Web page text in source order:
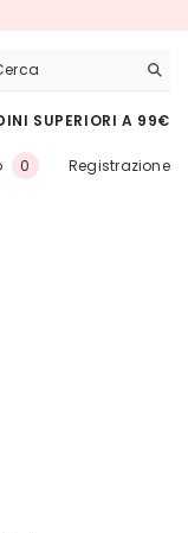
SUPERIORI A 99€
0 0
Registrazione